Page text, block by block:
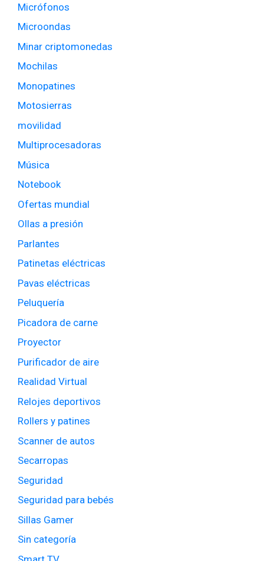
Micrófonos
Microondas
Minar criptomonedas
Mochilas
Monopatines
Motosierras
movilidad
Multiprocesadoras
Música
Notebook
Ofertas mundial
Ollas a presión
Parlantes
Patinetas eléctricas
Pavas eléctricas
Peluquería
Picadora de carne
Proyector
Purificador de aire
Realidad Virtual
Relojes deportivos
Rollers y patines
Scanner de autos
Secarropas
Seguridad
Seguridad para bebés
Sillas Gamer
Sin categoría